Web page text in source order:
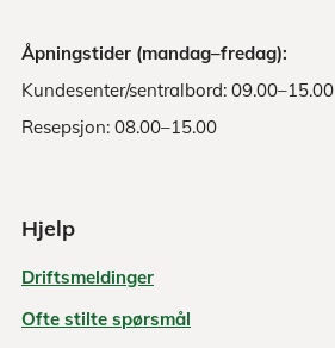
Åpningstider (mandag–fredag):
Kundesenter/sentralbord: 09.00–15.00
Resepsjon: 08.00–15.00
Hjelp
Driftsmeldinger
Ofte stilte spørsmål